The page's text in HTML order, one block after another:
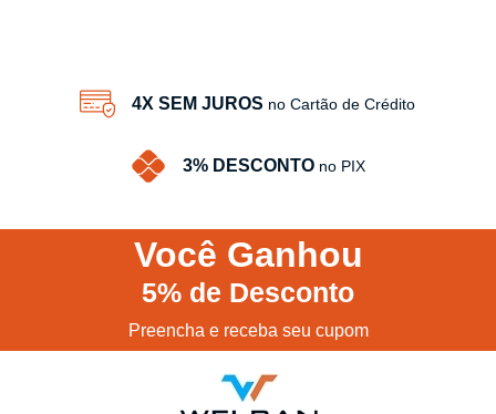
4X SEM JUROS no Cartão de Crédito
3% DESCONTO no PIX
Você Ganhou
5% de Desconto
Preencha e receba seu cupom